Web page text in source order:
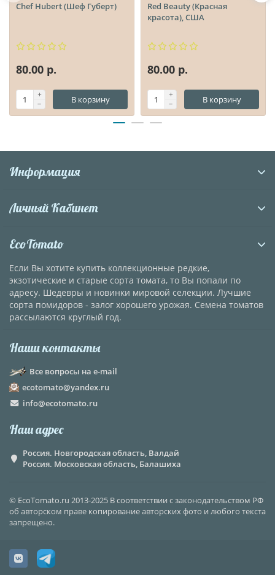
Chef Hubert (Шеф Губерт)
80.00 р.
В корзину
Red Beauty (Красная
красота), США
80.00 р.
В корзину
Информация
Личный Кабинет
EcoTomato
Если Вы хотите купить коллекционные редкие,
экзотические и старые сорта томата, то Вы попали по
адресу. Шедевры и новинки мировой селекции. Лучшие
сорта помидоров - залог хорошего урожая. Семена томатов
рассылаются круглый год.
Наши контакты
Все вопросы на e-mail
ecotomato@yandex.ru
info@ecotomato.ru
Наш адрес
Россия. Новгородская область, Валдай
Россия. Московская область, Балашиха
© EcoTomato.ru 2013-2025 В соответствии с законодательством РФ
об авторском праве копирование авторских фото и любого текста
запрещено.